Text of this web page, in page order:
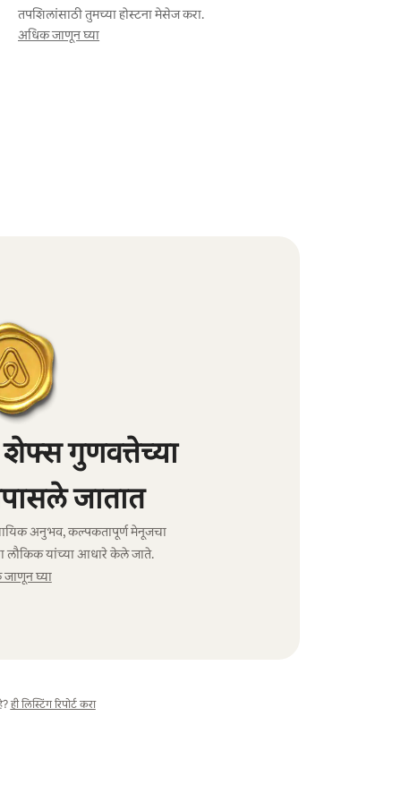
तपशिलांसाठी तुमच्या होस्टना मेसेज करा.
अधिक जाणून घ्या
गुणवत्तेच्या
जातात
अनुभव, कल्पकतापूर्ण मेनूजचा
लौकिक यांच्या आधारे केले जाते.
घ्या
ही लिस्टिंग रिपोर्ट करा